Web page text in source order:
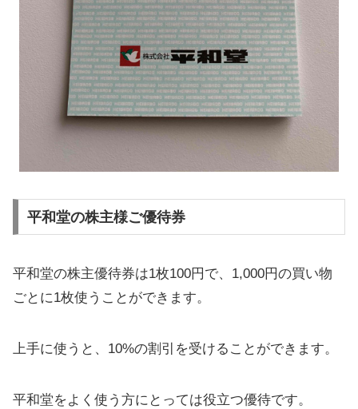
平和堂の株主様ご優待券
平和堂の株主優待券は1枚100円で、1,000円の買い物
ごとに1枚使うことができます。
上手に使うと、10%の割引を受けることができます。
平和堂をよく使う方にとっては役立つ優待です。